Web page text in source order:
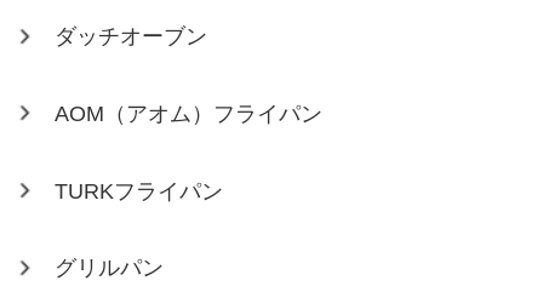
ダッチオーブン
AOM（アオム）フライパン
TURKフライパン
グリルパン